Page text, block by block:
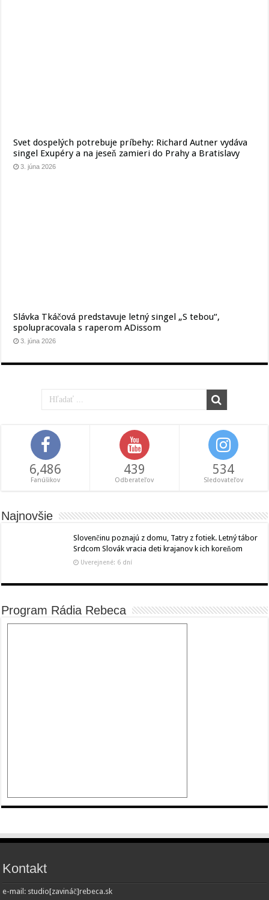
Svet dospelých potrebuje príbehy: Richard Autner vydáva
singel Exupéry a na jeseň zamieri do Prahy a Bratislavy
3. júna 2026
Slávka Tkáčová predstavuje letný singel „S tebou“,
spolupracovala s raperom ADissom
3. júna 2026
6,486
Fanúšikov
439
Odberateľov
534
Sledovateľov
Najnovšie
Slovenčinu poznajú z domu, Tatry z fotiek. Letný tábor
Srdcom Slovák vracia deti krajanov k ich koreňom
Uverejnené: 6 dní
Program Rádia Rebeca
Kontakt
e-mail: studio[zavináč]rebeca.sk